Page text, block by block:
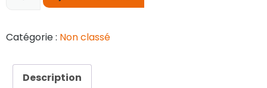
Catégorie : Non classé
Description